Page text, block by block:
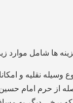
ها شامل موارد
وسیله نقلیه و
از حرم امام